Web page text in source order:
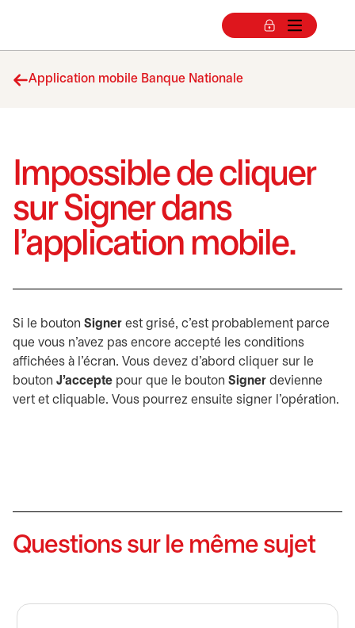
Application mobile Banque Nationale
Impossible de cliquer
sur Signer dans
l’application mobile.
Si le bouton Signer est grisé, c’est probablement parce
que vous n’avez pas encore accepté les conditions
affichées à l’écran. Vous devez d’abord cliquer sur le
bouton J’accepte pour que le bouton Signer devienne
vert et cliquable. Vous pourrez ensuite signer l’opération.
Questions sur le même sujet